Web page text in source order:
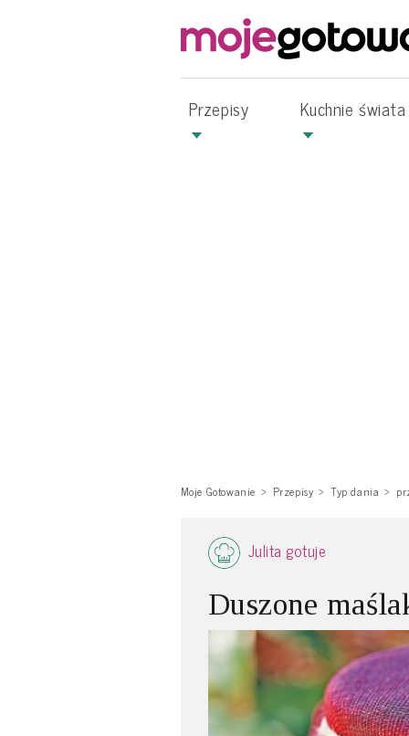
Przepisy Kuchnie świata
Moje Gotowanie Przepisy Typ dania
Julita gotuje
Duszone